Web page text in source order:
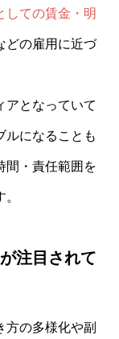
しての賃金・明
どの雇用に近づ
アとなっていて
ルになることも
間・責任範囲を
注目されて
の多様化や副